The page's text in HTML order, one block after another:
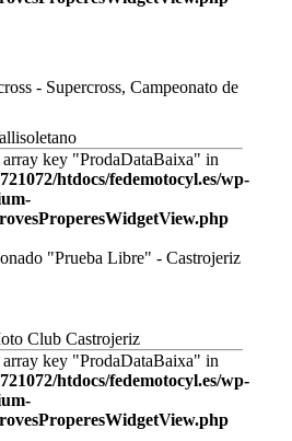
- Supercross, Campeonato de
key "ProdaDataBaixa" in
htdocs/fedemotocyl.es/wp-
"Prueba Libre" - Castrojeriz
Club Castrojeriz
key "ProdaDataBaixa" in
htdocs/fedemotocyl.es/wp-